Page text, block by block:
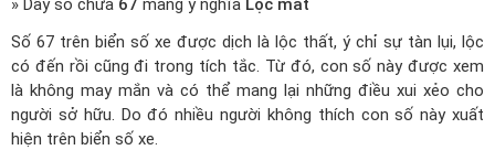
» Dãy số chứa 67 mang ý nghĩa Lộc mất
Số 67 trên biển số xe được dịch là lộc thất, ý chỉ sự tàn lụi, lộc
có đến rồi cũng đi trong tích tắc. Từ đó, con số này được xem
là không may mắn và có thể mang lại những điều xui xẻo cho
người sở hữu. Do đó nhiều người không thích con số này xuất
hiện trên biển số xe.